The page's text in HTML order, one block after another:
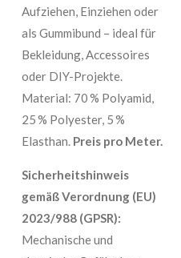
Aufziehen, Einziehen oder
als Gummibund – ideal für
Bekleidung, Accessoires
oder DIY-Projekte.
Material: 70 % Polyamid,
25 % Polyester, 5 %
Elasthan. Preis pro Meter.
Sicherheitshinweis
gemäß Verordnung (EU)
2023/988 (GPSR):
Mechanische und